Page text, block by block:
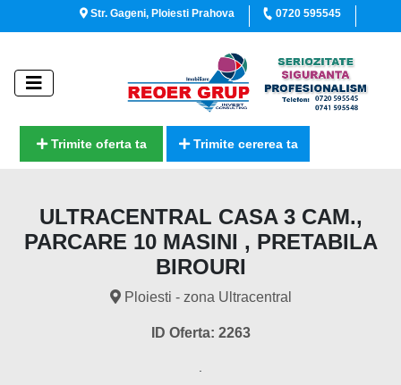
Str. Gageni, Ploiesti Prahova 0720 595545
Trimite oferta ta Trimite cererea ta
ULTRACENTRAL CASA 3 CAM.,
PARCARE 10 MASINI , PRETABILA
BIROURI
Ploiesti - zona Ultracentral
ID Oferta: 2263